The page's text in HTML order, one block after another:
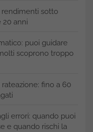
rendimenti sotto
20 anni
puoi guidare
scoprono troppo
fino a 60
errori: quando puoi
e quando rischi la